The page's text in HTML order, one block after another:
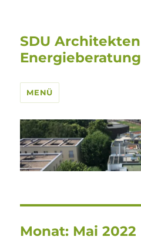
SDU Architekten
Energieberatung
MENÜ
Monat: Mai 2022